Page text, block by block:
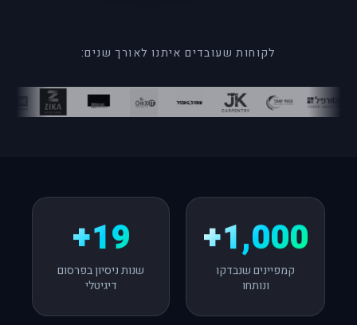
לקוחות שעובדים איתנו לאורך שנים:
1,000+
קמפיינים שנבדקו
ונותחו
19+
שנות ניסיון בפרסום
דיגיטלי